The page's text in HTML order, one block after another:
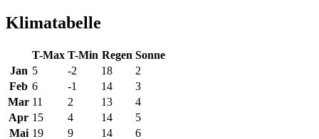
Klimatabelle
T-Max T-Min Regen Sonne
Jan 5 -2 18
2
Feb 6 -1 14
3
Mar 11 2 13
4
Apr 15 4 14
5
Mai 19 9 14 6